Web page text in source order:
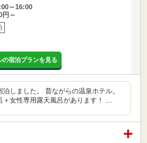
～16:00
円～
の宿泊プランを見る
しました。 昔ながらの温泉ホテル。
＋女性専用露天風呂があります！ …